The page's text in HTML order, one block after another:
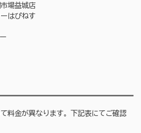
場益城店
はぴねす
料金が異なります。下記表にてご確認